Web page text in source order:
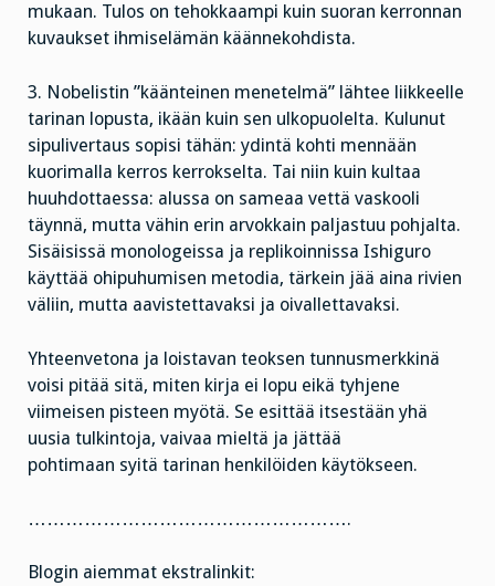
mukaan. Tulos on tehokkaampi kuin suoran kerronnan
kuvaukset ihmiselämän käännekohdista.
3. Nobelistin ”käänteinen menetelmä” lähtee liikkeelle
tarinan lopusta, ikään kuin sen ulkopuolelta. Kulunut
sipulivertaus sopisi tähän: ydintä kohti mennään
kuorimalla kerros kerrokselta. Tai niin kuin kultaa
huuhdottaessa: alussa on sameaa vettä vaskooli
täynnä, mutta vähin erin arvokkain paljastuu pohjalta.
Sisäisissä monologeissa ja replikoinnissa Ishiguro
käyttää ohipuhumisen metodia, tärkein jää aina rivien
väliin, mutta aavistettavaksi ja oivallettavaksi.
Yhteenvetona ja loistavan teoksen tunnusmerkkinä
voisi pitää sitä, miten kirja ei lopu eikä tyhjene
viimeisen pisteen myötä. Se esittää itsestään yhä
uusia tulkintoja, vaivaa mieltä ja jättää
pohtimaan syitä tarinan henkilöiden käytökseen.
…………………………………………….
Blogin aiemmat ekstralinkit: